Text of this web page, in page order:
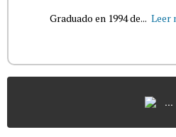
Graduado en 1994 de... Leer
...